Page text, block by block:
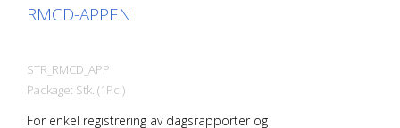
RMCD-APPEN
STR_RMCD_APP
Package: Stk. (1Pc.)
For enkel registrering av dagsrapporter og